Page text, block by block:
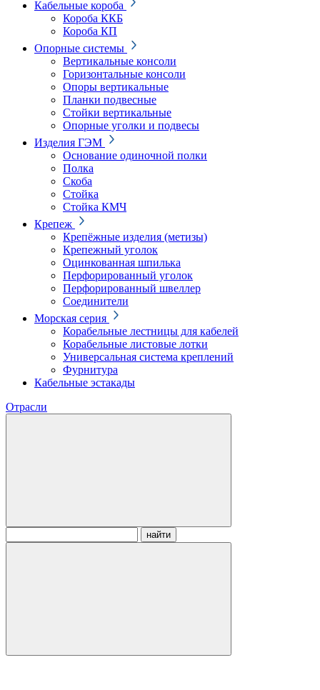
Кабельные короба
Короба ККБ
Короба КП
Опорные системы
Вертикальные консоли
Горизонтальные консоли
Опоры вертикальные
Планки подвесные
Стойки вертикальные
Опорные уголки и подвесы
Изделия ГЭМ
Основание одиночной полки
Полка
Скоба
Стойка
Стойка КМЧ
Крепеж
Крепёжные изделия (метизы)
Крепежный уголок
Оцинкованная шпилька
Перфорированный уголок
Перфорированный швеллер
Соединители
Морская серия
Корабельные лестницы для кабелей
Корабельные листовые лотки
Универсальная система креплений
Фурнитура
Кабельные эстакады
Отрасли
найти